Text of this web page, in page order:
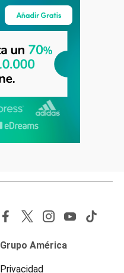
Grupo América
Privacidad